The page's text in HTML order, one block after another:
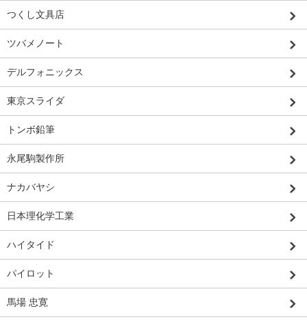
つくし文具店
ツバメノート
デルフォニックス
東京スライダ
トンボ鉛筆
永尾駒製作所
ナカバヤシ
日本理化学工業
ハイタイド
パイロット
馬場 忠寛